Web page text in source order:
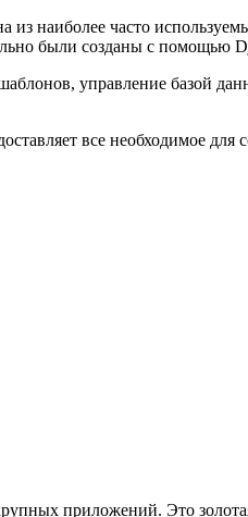
наиболее часто
были созданы с помощью
управление базой
все необходимое
приложений. Это